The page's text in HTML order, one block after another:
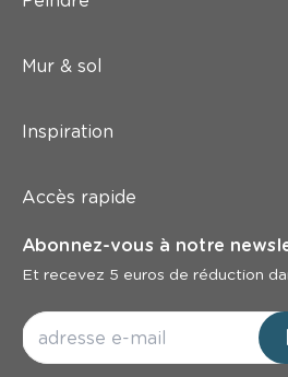
Mur & sol
Inspiration
Accès rapide
Abonnez-vous à notre
Et recevez 5 euros de réduction